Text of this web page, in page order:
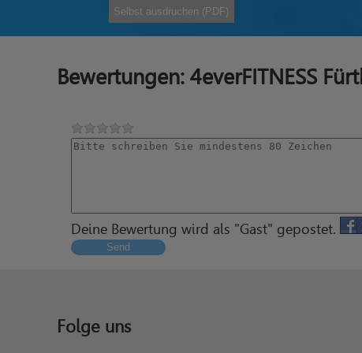
Selbst ausdruchen (PDF)
Bewertungen: 4everFITNESS
Deine Bewertung wird als "Gast" gepostet.
Send
Folge uns